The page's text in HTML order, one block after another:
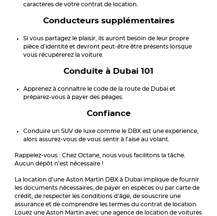
caractères de votre contrat de location.
Conducteurs supplémentaires
Si vous partagez le plaisir, ils auront besoin de leur propre
pièce d'identité et devront peut-être être présents lorsque
vous récupérerez la voiture.
Conduite à Dubai 101
Apprenez à connaître le code de la route de Dubai et
préparez-vous à payer des péages.
Confiance
Conduire un SUV de luxe comme le DBX est une expérience,
alors assurez-vous de vous sentir à l'aise au volant.
Rappelez-vous : Chez Octane, nous vous facilitons la tâche.
Aucun dépôt n'est nécessaire !
La location d'une Aston Martin DBX à Dubai implique de fournir
les documents nécessaires, de payer en espèces ou par carte de
crédit, de respecter les conditions d'âge, de souscrire une
assurance et de comprendre les termes du contrat de location.
Louez une Aston Martin avec une agence de location de voitures